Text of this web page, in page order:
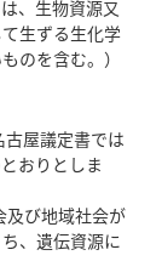
、生物資源又
生ずる生化学
のを含む。）
屋議定書では
おりとしま
及び地域社会が
、遺伝資源に